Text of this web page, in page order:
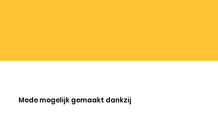
Mede mogelijk gemaakt dankzij